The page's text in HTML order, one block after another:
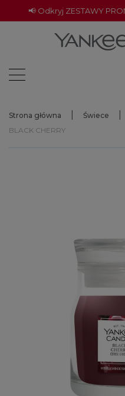
📢 Odkryj ZESTAWY
Strona główna Świece
BLACK CHERRY